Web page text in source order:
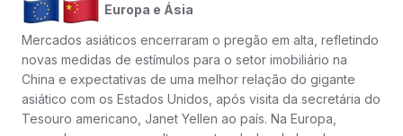
Europa e Ásia
Mercados asiáticos encerraram o pregão em alta, refletindo
novas medidas de estímulos para o setor imobiliário na
China e expectativas de uma melhor relação do gigante
asiático com os Estados Unidos, após visita da secretária do
Tesouro americano, Janet Yellen ao país. Na Europa,